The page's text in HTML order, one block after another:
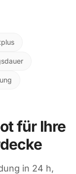
für Ihre
in 24 h,